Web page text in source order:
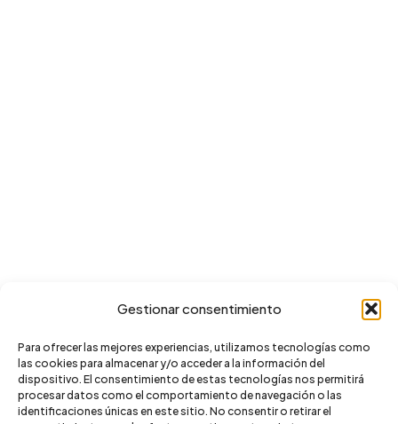
Gestionar consentimiento
Para ofrecer las mejores experiencias, utilizamos tecnologías como
las cookies para almacenar y/o acceder a la información del
dispositivo. El consentimiento de estas tecnologías nos permitirá
procesar datos como el comportamiento de navegación o las
identificaciones únicas en este sitio. No consentir o retirar el